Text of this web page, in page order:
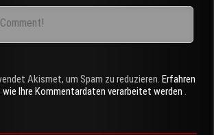
Akismet, um Spam zu reduzieren. Erfahren
wie Ihre Kommentardaten verarbeitet werden .